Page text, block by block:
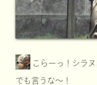
こらーっ！シラ
でも言うな～！